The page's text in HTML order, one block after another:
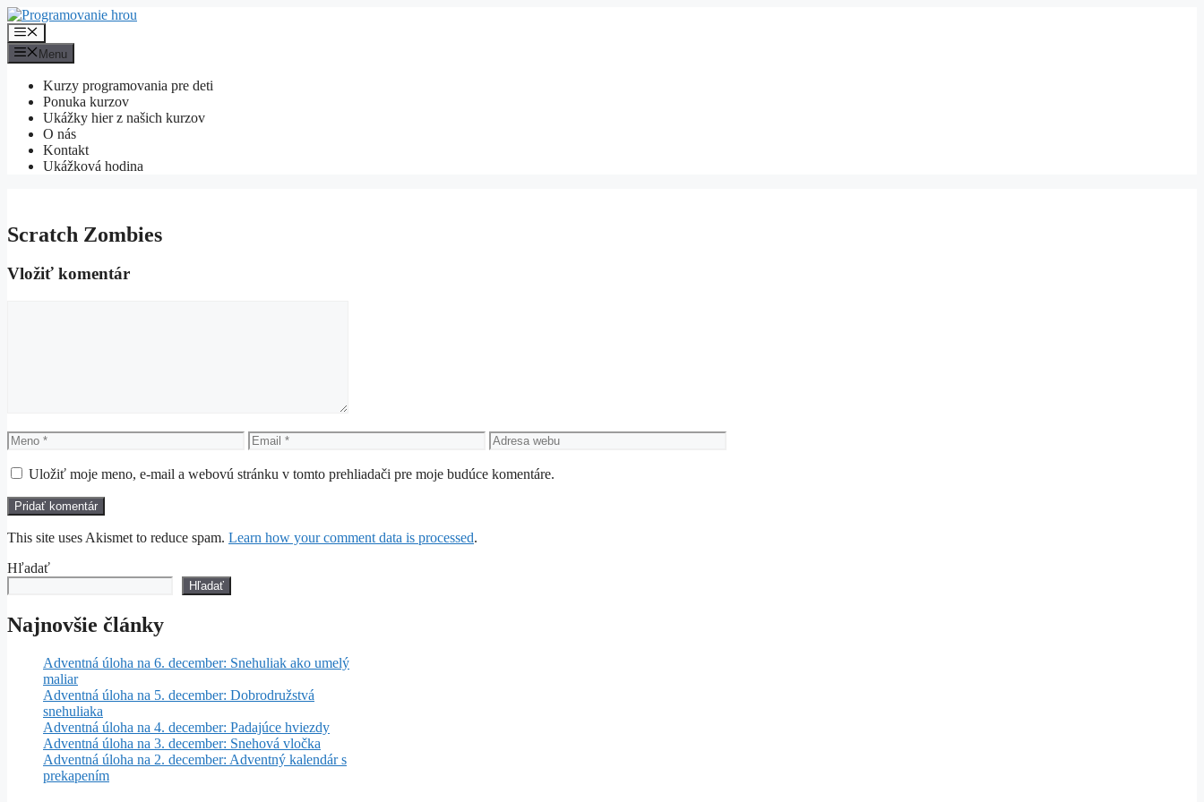
Preskočiť
na
obsah
Menu
Menu
Kurzy programovania pre deti
Ponuka kurzov
Ukážky hier z našich kurzov
O nás
Kontakt
Ukážková hodina
Scratch Zombies
Vložiť komentár
Meno Email
Adresa
webu
Uložiť moje meno, e-mail a webovú stránku v tomto prehliadači pre moje budúce komentáre.
This site uses Akismet to reduce spam. Learn how your comment data is processed.
Hľadať
Hľadať
Najnovšie články
Adventná úloha na 6. december: Snehuliak ako umelý
maliar
Adventná úloha na 5. december: Dobrodružstvá
snehuliaka
Adventná úloha na 4. december: Padajúce hviezdy
Adventná úloha na 3. december: Snehová vločka
Adventná úloha na 2. december: Adventný kalendár s
prekapením